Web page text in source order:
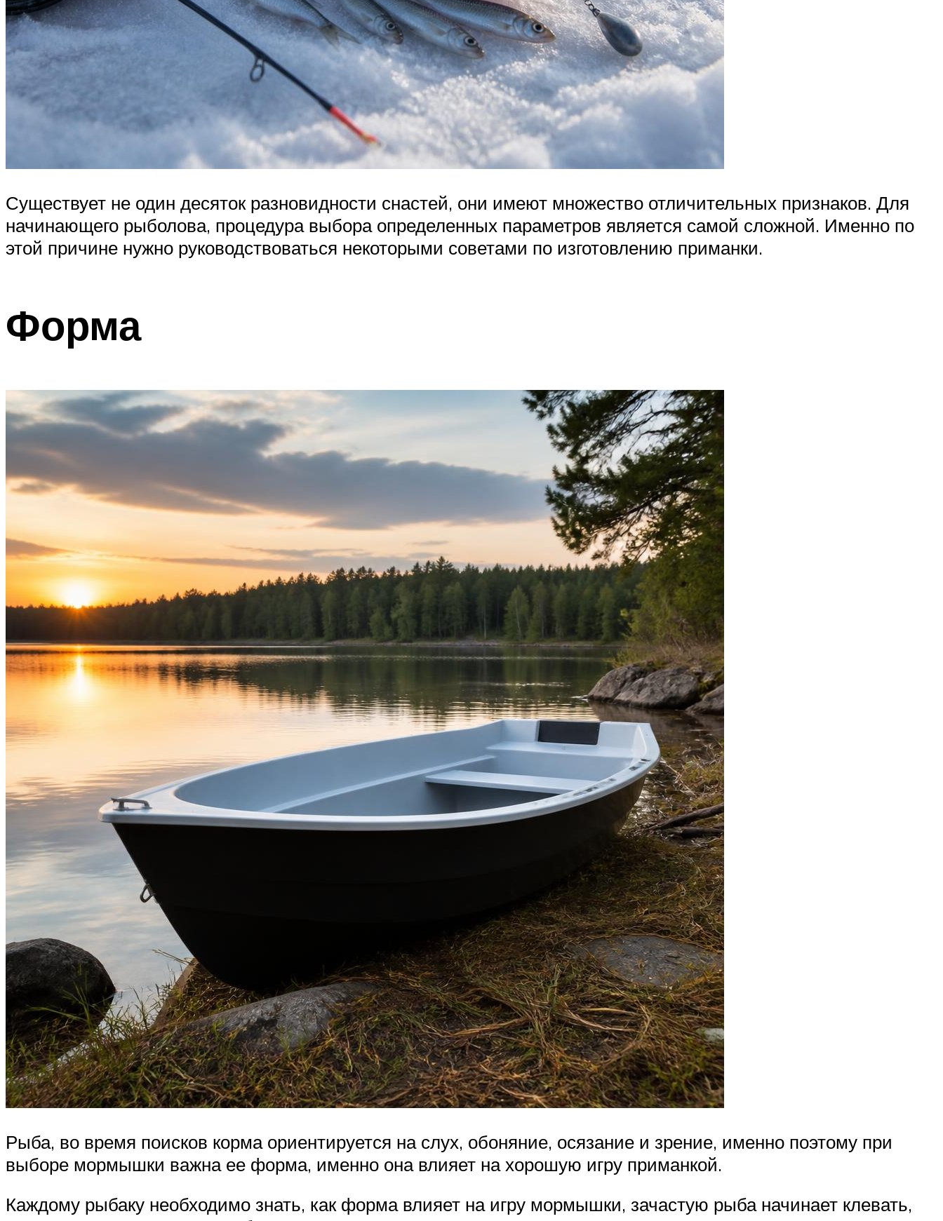
Существует не один десяток разновидности снастей, они имеют множество отличительных признаков. Для
начинающего рыболова, процедура выбора определенных параметров является самой сложной. Именно по
этой причине нужно руководствоваться некоторыми советами по изготовлению приманки.
Форма
Рыба, во время поисков корма ориентируется на слух, обоняние, осязание и зрение, именно поэтому при
выборе мормышки важна ее форма, именно она влияет на хорошую игру приманкой.
Каждому рыбаку необходимо знать, как форма влияет на игру мормышки, зачастую рыба начинает клевать,